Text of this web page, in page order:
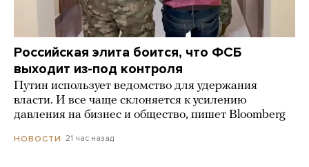
Российская элита боится, что ФСБ
выходит из-под контроля
Путин использует ведомство для удержания
власти. И все чаще склоняется к усилению
давления на бизнес и общество, пишет Bloomberg
НОВОСТИ 21 час назад